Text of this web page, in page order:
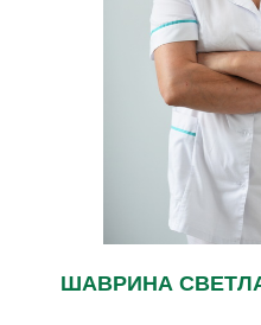
ШАВРИНА